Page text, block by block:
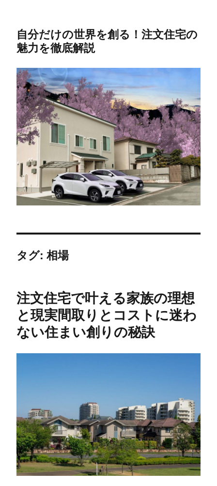
自分だけの世界を創る！注文住宅の
魅力を徹底解説
タグ:相場
注文住宅で叶える家族の理想
と現実間取りとコストに迷わ
ない住まい創りの秘訣